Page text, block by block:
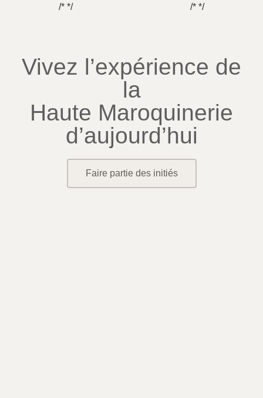
/* */
/* */
Vivez l’expérience de
la
Haute Maroquinerie
d’aujourd’hui
Faire partie des initiés